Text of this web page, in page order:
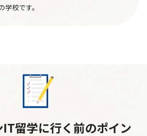
学校です。
IT留学に行く前のポイン